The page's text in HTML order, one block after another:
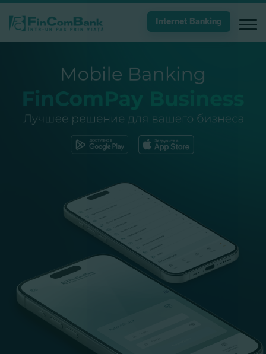
Internet Banking